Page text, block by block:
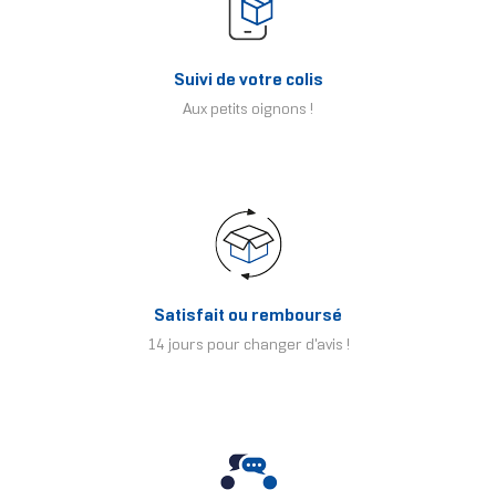
Suivi de votre colis
Aux petits oignons !
Satisfait ou remboursé
14 jours pour changer d'avis !